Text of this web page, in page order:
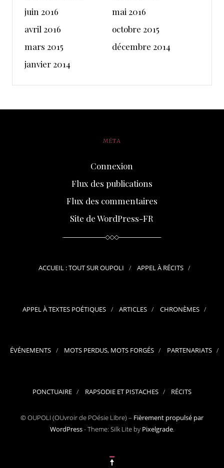
juin 2016
mai 2016
avril 2016
octobre 2015
mars 2015
décembre 2014
janvier 2014
MÉTA
Connexion
Flux des publications
Flux des commentaires
Site de WordPress-FR
ACCUEIL : TOUT SUR OUPOLI APPEL À RÉCITS
APPEL À TEXTES POÉTIQUES ARTICLES CHRONÈMES
ÉVÉNEMENTS MOTS PERDUS, MOTS FORGÉS PARTENARIATS
PONCTUAIRE RAPSODIE ET PISTACHES RÉCITS
© OUPOLI (OUvroir de POésie LIbre) – Fièrement propulsé par
WordPress-Theme: Silk Lite by Pixelgrade.